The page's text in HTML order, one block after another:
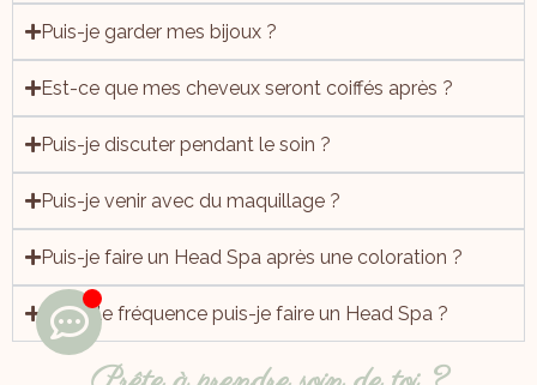
Puis-je garder mes bijoux ?
Est-ce que mes cheveux seront coiffés après ?
Puis-je discuter pendant le soin ?
Puis-je venir avec du maquillage ?
Puis-je faire un Head Spa après une coloration ?
À quelle fréquence puis-je faire un Head Spa ?